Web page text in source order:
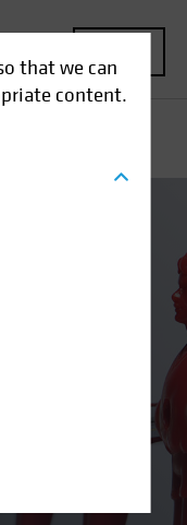
that we can
content.
Wandel